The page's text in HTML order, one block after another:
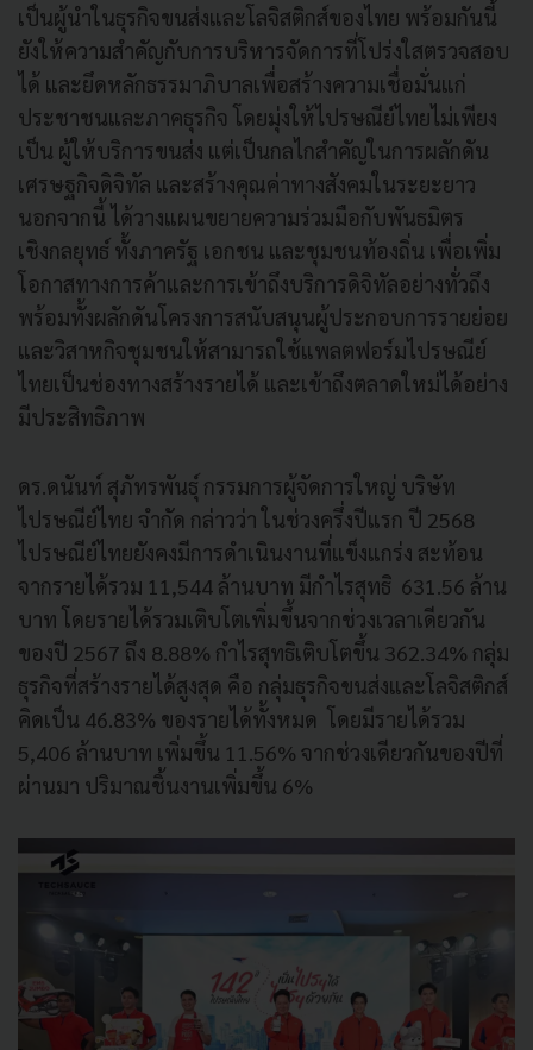
เป็นผู้นำในธุรกิจขนส่งและโลจิสติกส์ของไทย พร้อมกันนี้
ยังให้ความสำคัญกับการบริหารจัดการที่โปร่งใสตรวจสอบ
ได้ และยึดหลักธรรมาภิบาลเพื่อสร้างความเชื่อมั่นแก่
ประชาชนและภาคธุรกิจ โดยมุ่งให้ไปรษณีย์ไทยไม่เพียง
เป็น ผู้ให้บริการขนส่ง แต่เป็นกลไกสำคัญในการผลักดัน
เศรษฐกิจดิจิทัล และสร้างคุณค่าทางสังคมในระยะยาว
นอกจากนี้ ได้วางแผนขยายความร่วมมือกับพันธมิตร
เชิงกลยุทธ์ ทั้งภาครัฐ เอกชน และชุมชนท้องถิ่น เพื่อเพิ่ม
โอกาสทางการค้าและการเข้าถึงบริการดิจิทัลอย่างทั่วถึง
พร้อมทั้งผลักดันโครงการสนับสนุนผู้ประกอบการรายย่อย
และวิสาหกิจชุมชนให้สามารถใช้แพลตฟอร์มไปรษณีย์
ไทยเป็นช่องทางสร้างรายได้ และเข้าถึงตลาดใหม่ได้อย่าง
มีประสิทธิภาพ
ดร.ดนันท์ สุภัทรพันธุ์ กรรมการผู้จัดการใหญ่ บริษัท
ไปรษณีย์ไทย จำกัด กล่าวว่า ในช่วงครึ่งปีแรก ปี 2568
ไปรษณีย์ไทยยังคงมีการดำเนินงานที่แข็งแกร่ง สะท้อน
จากรายได้รวม 11,544 ล้านบาท มีกำไรสุทธิ 631.56 ล้าน
บาท โดยรายได้รวมเติบโตเพิ่มขึ้นจากช่วงเวลาเดียวกัน
ของปี 2567 ถึง 8.88% กำไรสุทธิเติบโตขึ้น 362.34% กลุ่ม
ธุรกิจที่สร้างรายได้สูงสุด คือ กลุ่มธุรกิจขนส่งและโลจิสติกส์
คิดเป็น 46.83% ของรายได้ทั้งหมด โดยมีรายได้รวม
5,406 ล้านบาท เพิ่มขึ้น 11.56% จากช่วงเดียวกันของปีที่
ผ่านมา ปริมาณชิ้นงานเพิ่มขึ้น 6%